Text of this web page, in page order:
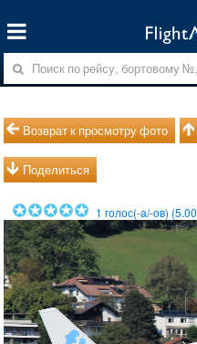
Возврат к просмотру фото
Поделиться
1 голос(-а/-ов) (5.00